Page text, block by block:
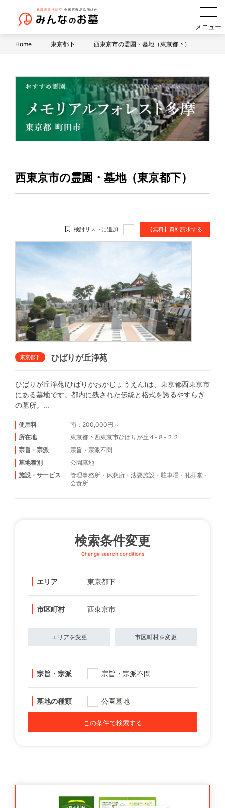
メニュー
Home 東京都下 西東京市の霊園・墓地（東京都下）
西東京市の霊園・墓地（東京都下）
検討リストに追加 【無料】資料請求する
東京都下 ひばりが丘浄苑
ひばりが丘浄苑(ひばりがおかじょうえん)は、東京都西東京市
にある墓地です。都内に残された伝統と格式を誇るやすらぎ
の墓所。...
使用料
南：200,000円～
所在地
東京都下西東京市ひばりが丘４-８-２２
宗旨・宗派
宗旨・宗派不問
墓地種別
公園墓地
施設・サービス
管理事務所 ・ 休憩所 ・ 法要施設 ・ 駐車場 ・ 礼拝堂 ・
会食所
検索条件変更
Change search conditions
エリア 東京都下
市区町村 西東京市
エリアを変更 市区町村を変更
宗旨・宗派 宗旨・宗派不問
墓地の種類 公園墓地
この条件で検索する